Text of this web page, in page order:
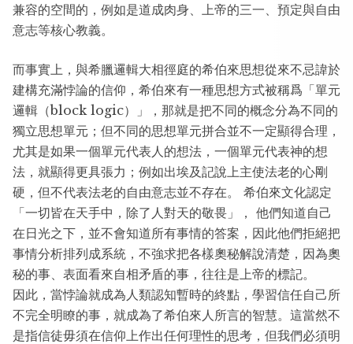
兼容的空間的，例如是道成肉身、上帝的三一、預定與自由
意志等核心教義。
而事實上，與希臘邏輯大相徑庭的希伯來思想從來不忌諱於
建構充滿悖論的信仰，希伯來有一種思想方式被稱爲「單元
邏輯（block logic）」，那就是把不同的概念分為不同的
獨立思想單元；但不同的思想單元拼合並不一定顯得合理，
尤其是如果一個單元代表人的想法，一個單元代表神的想
法，就顯得更具張力；例如出埃及記說上主使法老的心剛
硬，但不代表法老的自由意志並不存在。 希伯來文化認定
「一切皆在天手中，除了人對天的敬畏」， 他們知道自己
在日光之下，並不會知道所有事情的答案，因此他們拒絕把
事情分析排列成系統，不強求把各樣奧秘解說清楚，因為奧
秘的事、表面看來自相矛盾的事，往往是上帝的標記。
因此，當悖論就成為人類認知暫時的終點，學習信任自己所
不完全明瞭的事，就成為了希伯來人所言的智慧。這當然不
是指信徒毋須在信仰上作出任何理性的思考，但我們必須明